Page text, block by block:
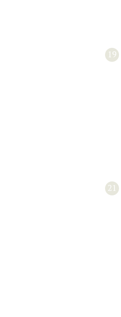
19
21